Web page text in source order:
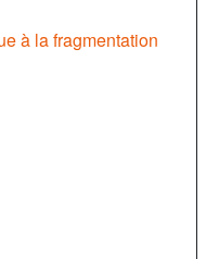
à la fragmentation